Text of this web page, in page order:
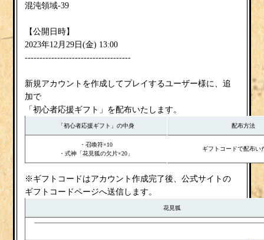
混沌領域-39
【公開日時】
2023年12月29日(金) 13:00
------------------------------------
新規アカウントを作成してプレイするユーザー様に、追
加で
「初心者応援ギフト」を配布いたします。
「初心者応援ギフト」の中身 配布方法
・召喚符×10
・式神「花見狐の欠片×20」
ギフトコードで配布い
※ギフトコードはアカウント作成完了後、公式サイトの
ギフトコードページへ送信します。
花見狐